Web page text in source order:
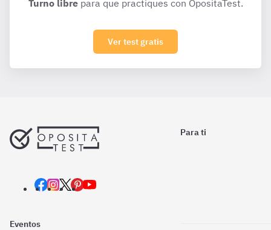
Turno librepara que practiques con OpositaTest.
Ver test gratis
Para ti
Eventos